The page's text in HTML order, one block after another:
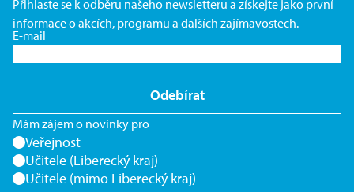
Přihlaste se k odběru našeho newsletteru a získejte jako první
informace o akcích, programu a dalších zajímavostech.
E-mail
Odebírat
Mám zájem o novinky pro
Veřejnost
Učitele (Liberecký kraj)
Učitele (mimo Liberecký kraj)